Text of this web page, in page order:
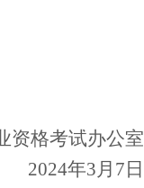
资格考试办公室
年3月7日